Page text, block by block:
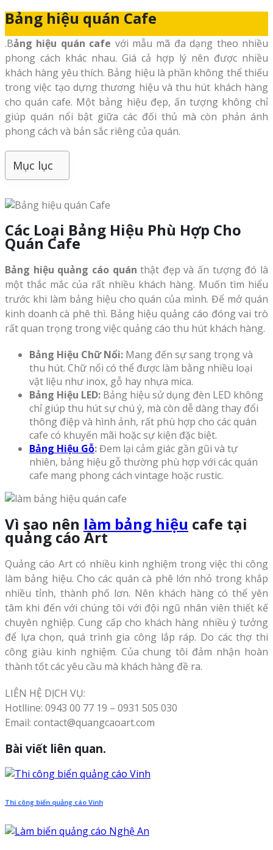
Bảng hiệu quán Cafe
.Bảng hiệu quán cafe với mẫu mã đa dạng theo nhiều
phong cách khác nhau. Giá cả hợp lý nên được nhiều
khách hàng yêu thích. Bảng hiệu là phần không thể thiếu
trong việc tạo dựng thương hiệu và thu hút khách hàng
cho quán cafe. Một bảng hiệu đẹp, ấn tượng không chỉ
giúp quán nổi bật giữa các đối thủ mà còn phản ánh
phong cách và bản sắc riêng của quán.
Mục lục
Các Loại Bảng Hiệu Phù Hợp Cho
Quán Cafe
Bảng hiệu quảng cáo quán thật đẹp và ấn tượng đó là
một thắc mắc của rất nhiều khách hàng. Muốn tìm hiểu
trước khi làm bảng hiệu cho quán của mình. Để mở quán
kinh doanh cà phê thì. Bảng hiệu quảng cáo đóng vai trò
rất quan trọng trong việc quảng cáo thu hút khách hàng.
Bảng Hiệu Chữ Nổi: Mang đến sự sang trọng và
thu hút. Chữ nổi có thể được làm bằng nhiều loại
vật liệu như inox, gỗ hay nhựa mica.
Bảng Hiệu LED: Bảng hiệu sử dụng đèn LED không
chỉ giúp thu hút sự chú ý, mà còn dễ dàng thay đổi
thông điệp và hình ảnh, rất phù hợp cho các quán
cafe có khuyến mãi hoặc sự kiện đặc biệt.
Bảng Hiệu Gỗ:Đem lại cảm giác gần gũi và tự
nhiên, bảng hiệu gỗ thường phù hợp với các quán
cafe mang phong cách vintage hoặc rustic.
Vì sao nên làm bảng hiệu cafe tại
quảng cáo Art
Quảng cáo Art có nhiều kinh nghiệm trong việc thi công
làm bảng hiệu. Cho các quán cà phê lớn nhỏ trong khắp
nhiều tỉnh, thành phố lơn. Nên khách hàng có thể yên
tâm khi đến với chúng tôi với đội ngũ nhân viên thiết kế
chuyên nghiệp. Cung cấp cho khách hàng nhiều ý tưởng
để lựa chọn, quá trình gia công lắp ráp. Do các thợ thi
công giàu kinh nghiệm. Của chung tôi đảm nhận hoàn
thành tốt các yêu cầu mà khách hàng đề ra.
LIÊN HỆ DỊCH VỤ:
Hotlline: 0943 00 77 19 – 0931 505 030
Email: contact@quangcaoart.com
Bài viết liên quan.
Thi công biển quảng cáo Vinh